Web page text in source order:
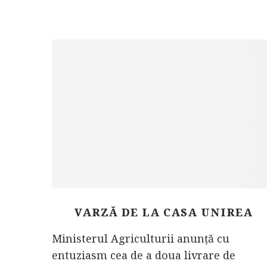
VARZĂ DE LA CASA UNIREA
Ministerul Agriculturii anunță cu
entuziasm cea de a doua livrare de